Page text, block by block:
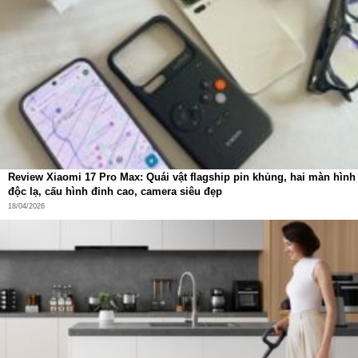
Chip Snapdragon Gen 5 mạnh mẽ
Camera 50MP chuyên nghiệp
Pin khủng 7500mAh + sạc nhanh 100W
Kết nối 5G toàn diện
Sản phẩm này không chỉ là một chiếc smartphone, mà còn
người bạn đồng hành công nghệcho mọi nhu cầu từ
làm việc, học tập đến giải trí.
Review Xiaomi 17 Pro Max: Quái vật flagship pin khủng, hai màn hình
độc lạ, cấu hình đỉnh cao, camera siêu đẹp
18/04/2026